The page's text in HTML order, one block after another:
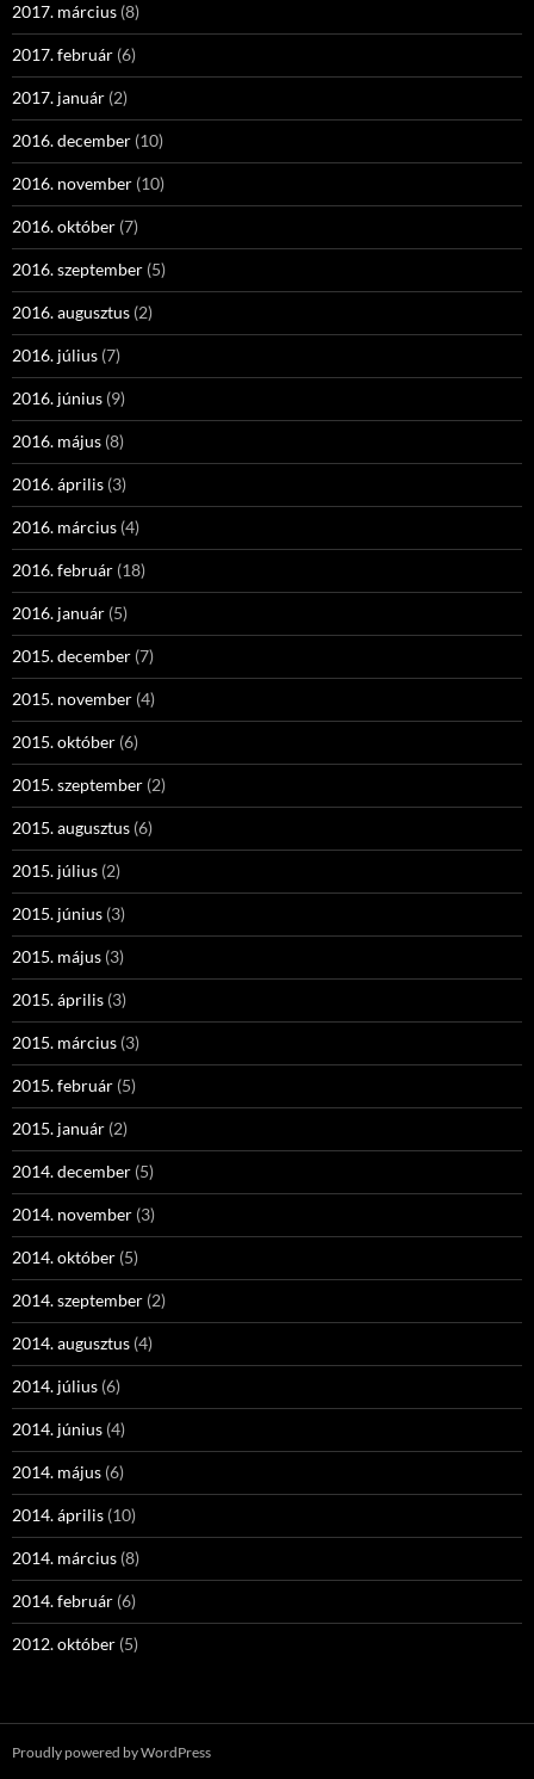
2017. március (8)
2017. február (6)
2017. január (2)
2016. december (10)
2016. november (10)
2016. október (7)
2016. szeptember (5)
2016. augusztus (2)
2016. július (7)
2016. június (9)
2016. május (8)
2016. április (3)
2016. március (4)
2016. február (18)
2016. január (5)
2015. december (7)
2015. november (4)
2015. október (6)
2015. szeptember (2)
2015. augusztus (6)
2015. július (2)
2015. június (3)
2015. május (3)
2015. április (3)
2015. március (3)
2015. február (5)
2015. január (2)
2014. december (5)
2014. november (3)
2014. október (5)
2014. szeptember (2)
2014. augusztus (4)
2014. július (6)
2014. június (4)
2014. május (6)
2014. április (10)
2014. március (8)
2014. február (6)
2012. október (5)
Proudly powered by WordPress